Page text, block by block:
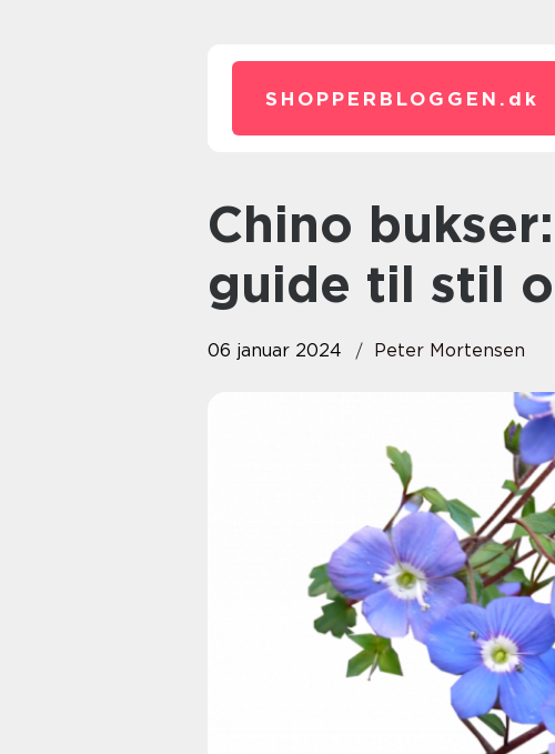
SHOPPERBLOGGEN. dk
Chino bukser: En komplet
guide til stil
06 januar 2024 Peter Mortensen